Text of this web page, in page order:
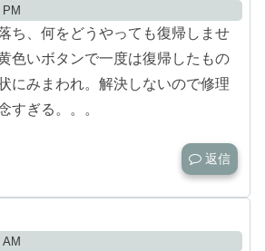
ち、何をどうやっても復帰しませ
色いボタンで一度は復帰したもの
にみまわれ。解決しないので修理
すぎる。。。
返信
AM